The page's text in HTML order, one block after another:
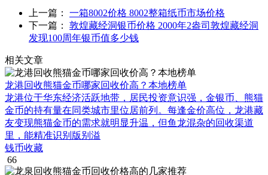
上一篇： 一箱8002价格 8002整箱纸币市场价格
下一篇： 敦煌藏经洞银币价格 2000年2盎司敦煌藏经洞
发现100周年银币值多少钱
相关文章
龙港回收熊猫金币哪家回收价高？本地榜单
龙港位于华东经济活跃地带，居民投资意识强，金银币、熊猫
金币的持有量在同类城市里位居前列。每逢金价高位，龙港藏
友变现熊猫金币的需求就明显升温，但鱼龙混杂的回收渠道
里，能精准识别版别溢
钱币收藏
66